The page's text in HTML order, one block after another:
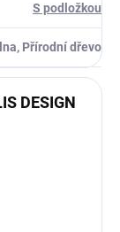
S podložkou
Přírodní dřevo
DESIGN